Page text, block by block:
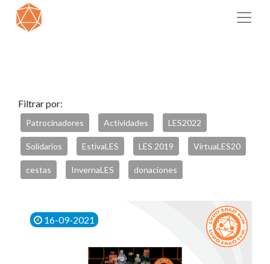
Filtrar por:
Patrocinadores Actividades LES2022
Solidarios EstivaLES LES 2019 VirtuaLES20
cestas InvernaLES donaciones
16-09-2021